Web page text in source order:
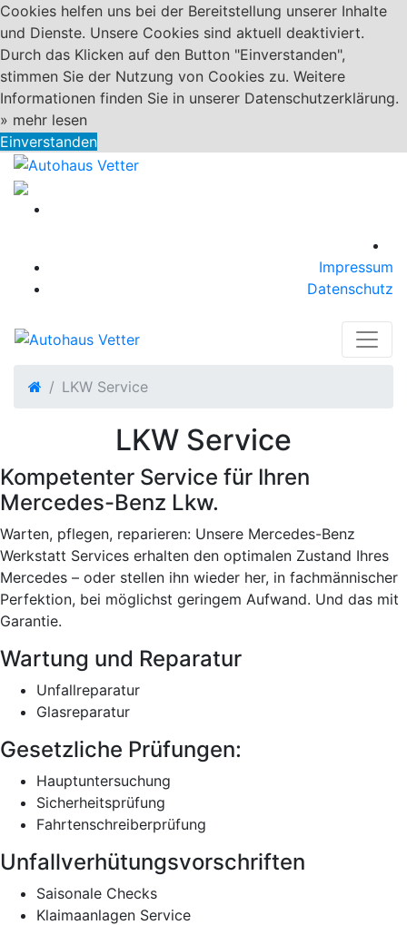
Cookies helfen uns bei der Bereitstellung unserer Inhalte
und Dienste. Unsere Cookies sind aktuell deaktiviert.
Durch das Klicken auf den Button "Einverstanden",
stimmen Sie der Nutzung von Cookies zu. Weitere
Informationen finden Sie in unserer Datenschutzerklärung.
» mehr lesen
Einverstanden
Impressum
Datenschutz
LKW Service
LKW Service
Kompetenter Service für Ihren
Mercedes-Benz Lkw.
Warten, pflegen, reparieren: Unsere Mercedes-Benz
Werkstatt Services erhalten den optimalen Zustand Ihres
Mercedes – oder stellen ihn wieder her, in fachmännischer
Perfektion, bei möglichst geringem Aufwand. Und das mit
Garantie.
Wartung und Reparatur
Unfallreparatur
Glasreparatur
Gesetzliche Prüfungen:
Hauptuntersuchung
Sicherheitsprüfung
Fahrtenschreiberprüfung
Unfallverhütungsvorschriften
Saisonale Checks
Klaimaanlagen Service